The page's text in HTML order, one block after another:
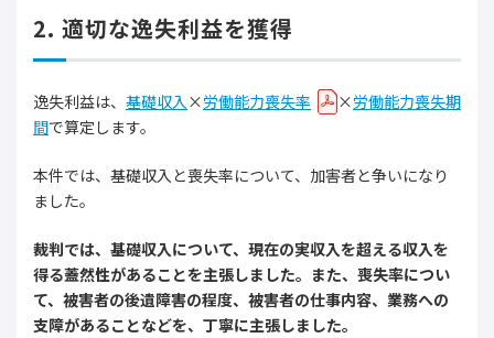
2. 適切な逸失利益を獲得
逸失利益は、 基礎収入×労働能力喪失率 ×労働能力喪失期
間で算定します。
本件では、基礎収入と喪失率について、加害者と争いになり
ました。
裁判では、基礎収入について、現在の実収入を超える収入を
得る蓋然性があることを主張しました。また、喪失率につい
て、被害者の後遺障害の程度、被害者の仕事内容、業務への
支障があることなどを、丁寧に主張しました。